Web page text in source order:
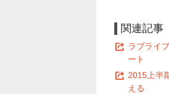
関連記事
ラブライ
ート
2015上半
える